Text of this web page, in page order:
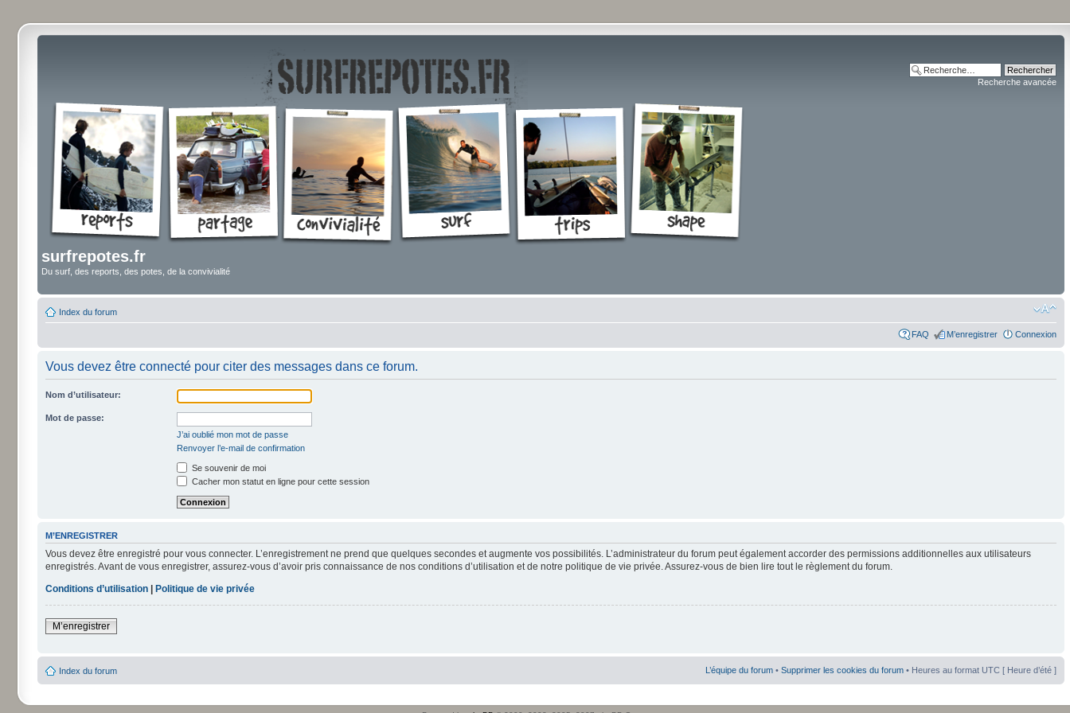
surfrepotes.fr
Du surf, des reports, des potes, de la convivialité
Recherche avancée
Index du forum
FAQ M’enregistrer Connexion
Vous devez être connecté pour citer des messages dans ce forum.
Nom d’utilisateur:
Mot de passe:
J’ai oublié mon mot de passe
Renvoyer l’e-mail de confirmation
Se souvenir de moi
Cacher mon statut en ligne pour cette session
M’ENREGISTRER
Vous devez être enregistré pour vous connecter. L’enregistrement ne prend que quelques secondes et augmente vos possibilités. L’administrateur du forum peut également accorder des permissions additionnelles aux utilisateurs
enregistrés. Avant de vous enregistrer, assurez-vous d’avoir pris connaissance de nos conditions d’utilisation et de notre politique de vie privée. Assurez-vous de bien lire tout le règlement du forum.
Conditions d’utilisation
Politique de vie privée
M’enregistrer
Index du forum L’équipe du forum • Supprimer les cookies du forum • Heures au format UTC [ Heure d’été ]